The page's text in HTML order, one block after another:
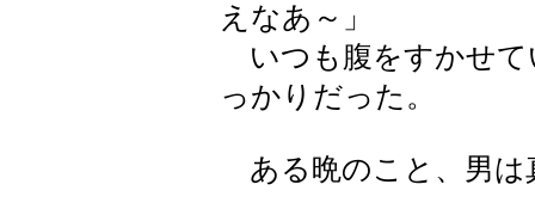
えなあ～」
いつも腹をすかせて
っかりだった。
ある晩のこと、男は